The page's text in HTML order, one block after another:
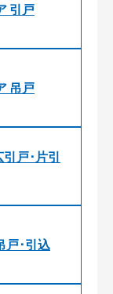
引戸
吊戸
戸･片引
戸･引込